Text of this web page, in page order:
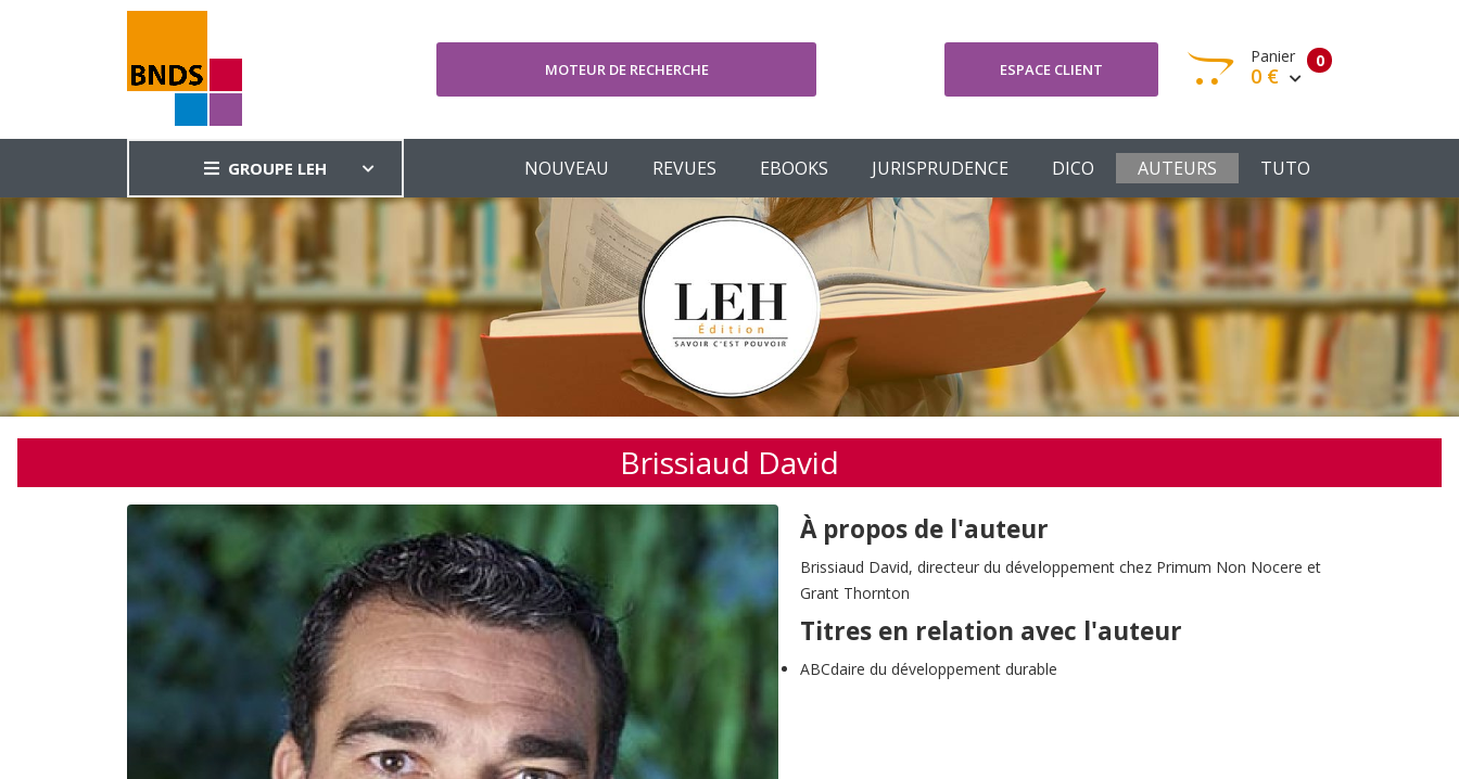
MOTEUR DE RECHERCHE ESPACE CLIENT 0
Panier
0 €
Votre panier est vide
Votre Panier Commander
GROUPE LEH NOUVEAU REVUES EBOOKS JURISPRUDENCE DICO AUTEURS TUTO
Brissiaud David
À propos de l'auteur
Brissiaud David, directeur du développement chez Primum Non Nocere et
Grant Thornton
Titres en relation avec l'auteur
ABCdaire du développement durable